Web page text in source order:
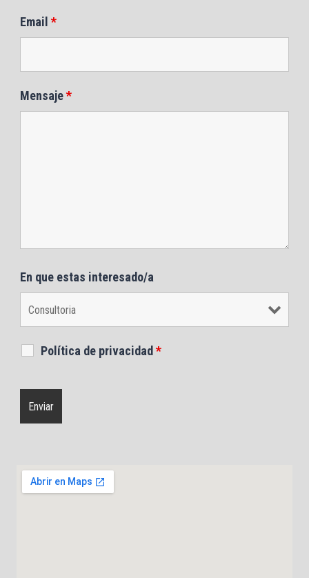
Email *
Mensaje*
En que estas interesado/a
Política de privacidad *